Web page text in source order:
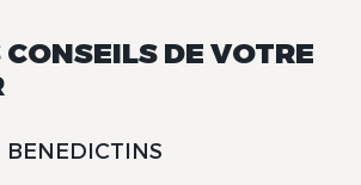
DE VOTRE
BENEDICTINS